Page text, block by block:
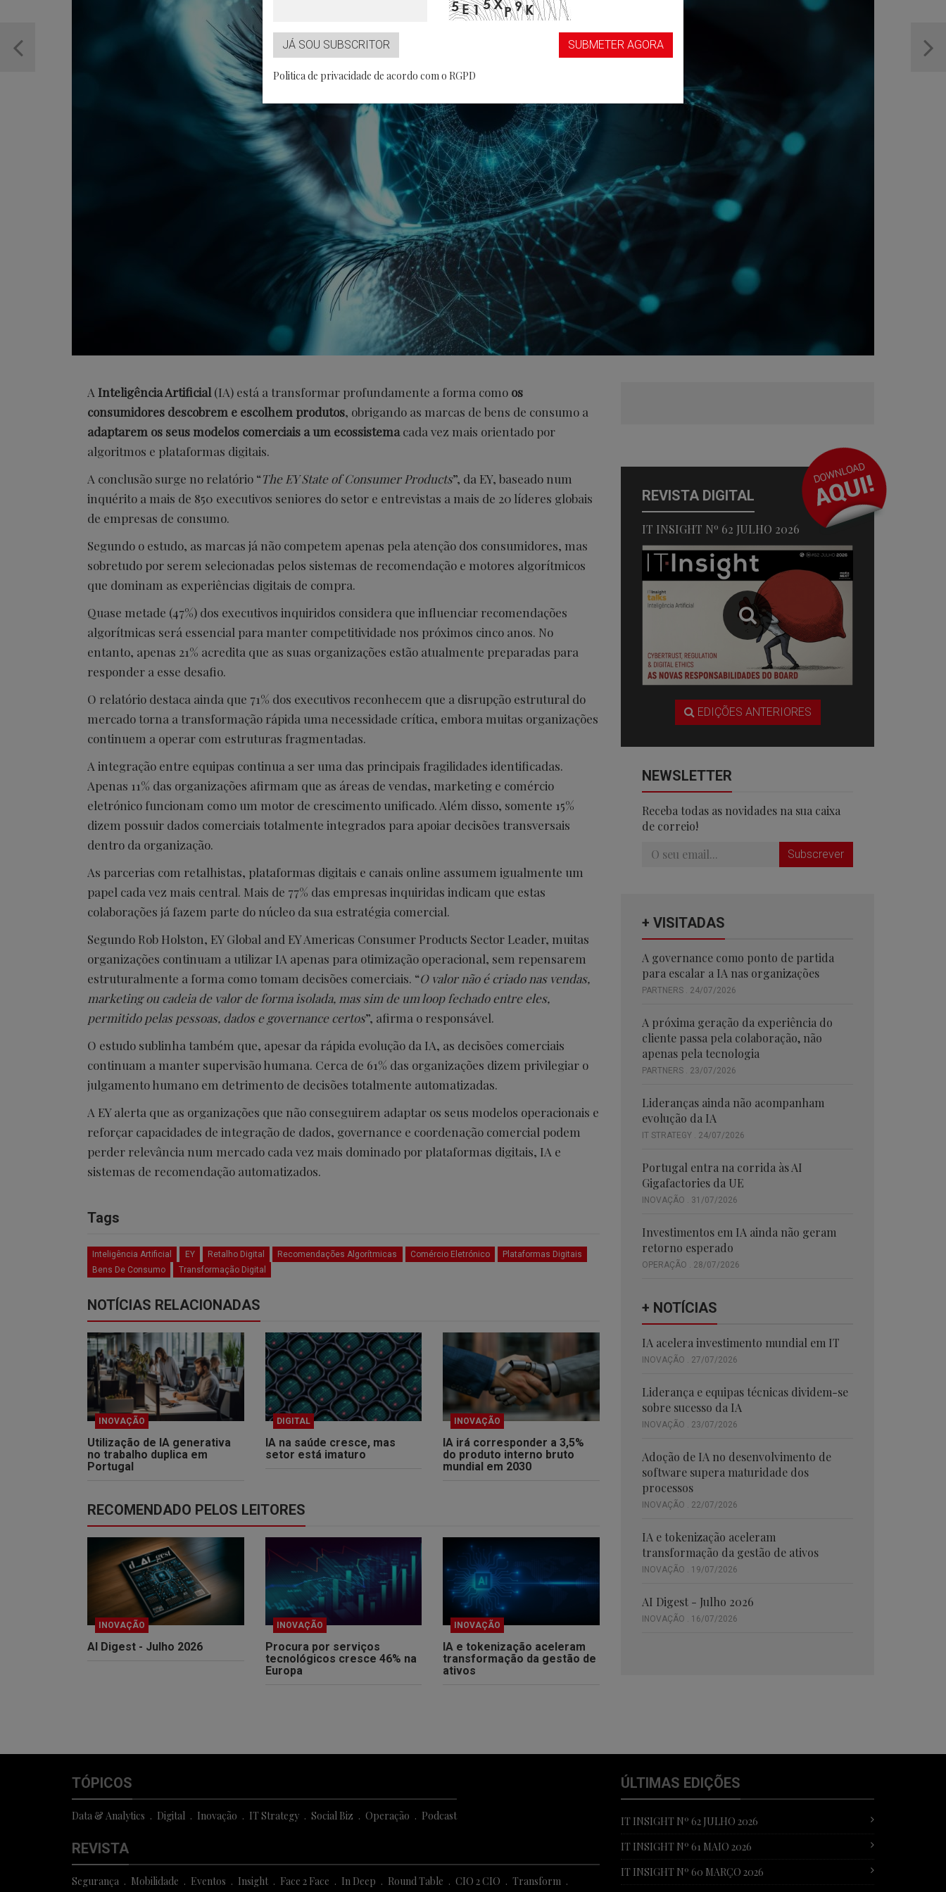
Partners
A Inteligência Artificial (IA) está a transformar profundamente a forma como os
consumidores descobrem e escolhem produtos, obrigando as marcas de bens de consumo a
adaptarem os seus modelos comerciais a um ecossistemacada vez mais orientado por
algoritmos e plataformas digitais.
A conclusão surge no relatório “The EY State of Consumer Products”, da EY, baseado num
inquérito a mais de 850 executivos seniores do setor e entrevistas a mais de 20 líderes globais
de empresas de consumo.
Segundo o estudo, as marcas já não competem apenas pela atenção dos consumidores, mas
sobretudo por serem selecionadas pelos sistemas de recomendação e motores algorítmicos
que dominam as experiências digitais de compra.
Quase metade (47%) dos executivos inquiridos considera que influenciar recomendações
algorítmicas será essencial para manter competitividade nos próximos cinco anos. No
entanto, apenas 21% acredita que as suas organizações estão atualmente preparadas para
responder a esse desafio.
O relatório destaca ainda que 71% dos executivos reconhecem que a disrupção estrutural do
mercado torna a transformação rápida uma necessidade crítica, embora muitas organizações
continuem a operar com estruturas fragmentadas.
A integração entre equipas continua a ser uma das principais fragilidades identificadas.
Apenas 11% das organizações afirmam que as áreas de vendas, marketing e comércio
eletrónico funcionam como um motor de crescimento unificado. Além disso, somente 15%
dizem possuir dados comerciais totalmente integrados para apoiar decisões transversais
dentro da organização.
As parcerias com retalhistas, plataformas digitais e canais online assumem igualmente um
papel cada vez mais central. Mais de 77% das empresas inquiridas indicam que estas
colaborações já fazem parte do núcleo da sua estratégia comercial.
Segundo Rob Holston, EY Global and EY Americas Consumer Products Sector Leader, muitas
organizações continuam a utilizar IA apenas para otimização operacional, sem repensarem
estruturalmente a forma como tomam decisões comerciais. “O valor não é criado nas vendas,
marketing ou cadeia de valor de forma isolada, mas sim de um loop fechado entre eles,
permitido pelas pessoas, dados e governance certos”, afirma o responsável.
O estudo sublinha também que, apesar da rápida evolução da IA, as decisões comerciais
continuam a manter supervisão humana. Cerca de 61% das organizações dizem privilegiar o
julgamento humano em detrimento de decisões totalmente automatizadas.
A EY alerta que as organizações que não conseguirem adaptar os seus modelos operacionais e
reforçar capacidades de integração de dados, governance e coordenação comercial podem
perder relevância num mercado cada vez mais dominado por plataformas digitais, IA e
sistemas de recomendação automatizados.
Tags
Inteligência Artificial EY Retalho Digital Recomendações Algorítmicas Comércio Eletrónico
Plataformas Digitais
Bens De Consumo
Transformação Digital
NOTÍCIAS RELACIONADAS
INOVAÇÃO
Utilização de IA generativa
no trabalho duplica em
Portugal
DIGITAL
IA na saúde cresce, mas
setor está imaturo
INOVAÇÃO
IA irá corresponder a 3,5%
do produto interno bruto
mundial em 2030
RECOMENDADO PELOS LEITORES
INOVAÇÃO
AI Digest - Julho 2026
INOVAÇÃO
Procura por serviços
tecnológicos cresce 46% na
Europa
INOVAÇÃO
IA e tokenização aceleram
transformação da gestão de
ativos
REVISTA DIGITAL
IT INSIGHT Nº 62 JULHO 2026
EDIÇÕES ANTERIORES
NEWSLETTER
Receba todas as novidades na sua caixa
de correio!
Subscrever
+ VISITADAS
A governance como ponto de partida
para escalar a IA nas organizações
PARTNERS . 24/07/2026
A próxima geração da experiência do
cliente passa pela colaboração, não
apenas pela tecnologia
PARTNERS . 23/07/2026
Lideranças ainda não acompanham
evolução da IA
IT STRATEGY . 24/07/2026
Portugal entra na corrida às AI
Gigafactories da UE
INOVAÇÃO . 31/07/2026
Investimentos em IA ainda não geram
retorno esperado
OPERAÇÃO . 28/07/2026
+ NOTÍCIAS
IA acelera investimento mundial em IT
INOVAÇÃO . 27/07/2026
Liderança e equipas técnicas dividem-se
sobre sucesso da IA
INOVAÇÃO . 23/07/2026
Adoção de IA no desenvolvimento de
software supera maturidade dos
processos
INOVAÇÃO . 22/07/2026
IA e tokenização aceleram
transformação da gestão de ativos
INOVAÇÃO . 19/07/2026
AI Digest - Julho 2026
INOVAÇÃO . 16/07/2026
ÚLTIMAS EDIÇÕES
IT INSIGHT Nº 62 JULHO 2026
IT INSIGHT Nº 61 MAIO 2026
IT INSIGHT Nº 60 MARÇO 2026
TÓPICOS
Data & Analytics Digital Inovação IT Strategy Social Biz Operação Podcast
REVISTA
Segurança Mobilidade Eventos Insight Face 2 Face In Deep Round Table CIO 2 CIO Transform
JÁ SOU SUBSCRITOR SUBMETER AGORA
Politica de privacidade de acordo com o RGPD